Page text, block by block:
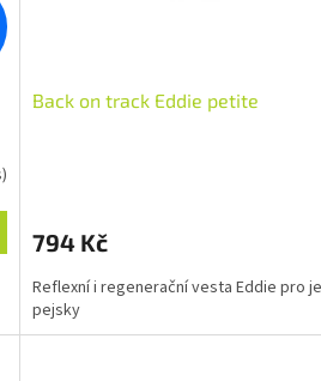
Back on track Eddie petite
794 Kč
Reflexní i regenerační vesta Eddie pro
pejsky